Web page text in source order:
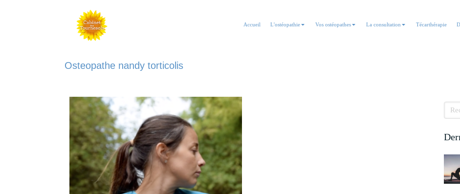
Accueil L'ostéopathie Vos ostéopathes La consultation Técarthérapie
Osteopathe nandy torticolis